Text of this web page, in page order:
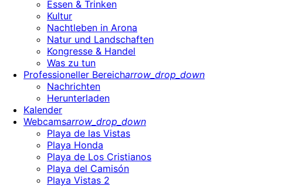
Essen & Trinken
Kultur
Nachtleben in Arona
Natur und Landschaften
Kongresse & Handel
Was zu tun
Professioneller Bereicharrow_drop_down
Nachrichten
Herunterladen
Kalender
Webcamsarrow_drop_down
Playa de las Vistas
Playa Honda
Playa de Los Cristianos
Playa del Camisón
Playa Vistas 2